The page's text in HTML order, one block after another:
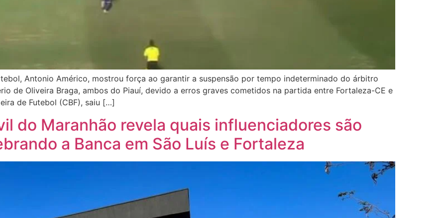
Antonio Américo, mostrou força ao garantir a suspensão por tempo indeterminado do árbitro
de Oliveira Braga, ambos do Piauí, devido a erros graves cometidos na partida entre Fortaleza-CE e
de Futebol (CBF), saiu […]
do Maranhão revela quais influenciadores são
a Banca em São Luís e Fortaleza